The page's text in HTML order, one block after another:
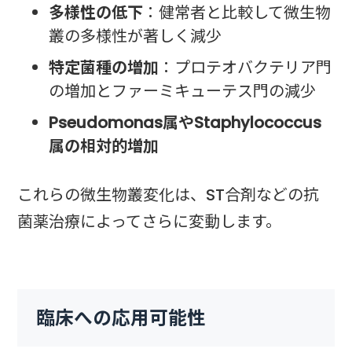
多様性の低下 ：健常者と比較して微生物
叢の多様性が著しく減少
特定菌種の増加 ：プロテオバクテリア門
の増加とファーミキューテス門の減少
Pseudomonas属やStaphylococcus
属の相対的増加
これらの微生物叢変化は、ST合剤などの抗
菌薬治療によってさらに変動します。
臨床への応用可能性